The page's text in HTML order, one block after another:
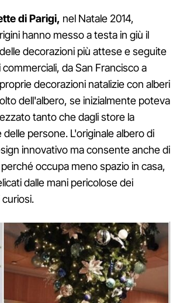
di Parigi, nel Natale 2014,
hanno messo a testa in giù il
decorazioni più attese e seguite
da San Francisco a
decorazioni natalizie con alberi
dell'albero, se inizialmente poteva
tanto che dagli store la
persone. L'originale albero di
innovativo ma consente anche di
occupa meno spazio in casa,
dalle mani pericolose dei